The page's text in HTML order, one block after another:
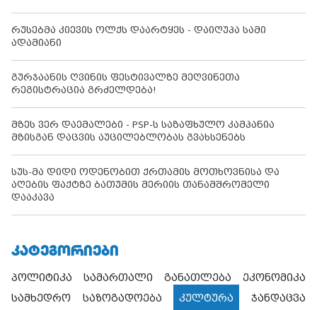
რუსებმა კიევის ოლქს დაარტყეს - დაიღუპა სამი
ადამიანი
გურჯაანის ღვინის ფესტივალზე მეღვინეთა
რეგისტრაცია გრძელდება!
მზეს ვერ დაემალები - PSP-ს საზაფხულო კამპანია
მზისგან დაცვის აუცილებლობას გვახსენებს
სუს-მა დიდი ოდენობით ქრთამის მოთხოვნისა და
აღების ფაქტზე ბათუმის მერიის თანამშრომელი
დააკავა
ᲙᲐᲢᲔᲒᲝᲠᲘᲔᲑᲘ
პოლიტიკა სამართალი განათლება
ეკონომიკა
სამხედრო
საზოგადოება კულტურა
ჯანდაცვა